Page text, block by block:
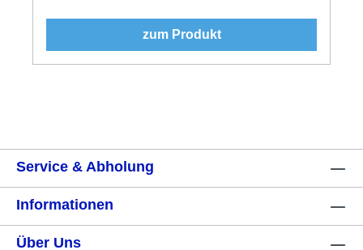
zum Produkt
Service & Abholung
Informationen
Über Uns